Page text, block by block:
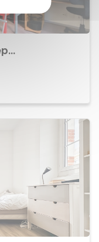
Achat Appartement Maurepas